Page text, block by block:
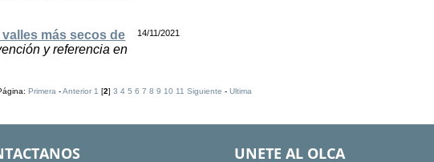
más secos de
y referencia en
14/11/2021
Primera-Anterior 1 [2] 3 4 5 6 7 8 9 10 11 Siguiente - Ultima
UNETE AL OLCA